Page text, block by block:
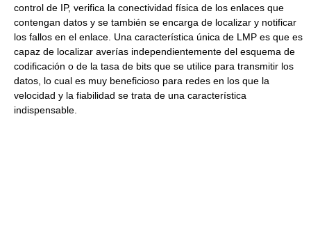
control de IP, verifica la conectividad física de los enlaces que
contengan datos y se también se encarga de localizar y notificar
los fallos en el enlace. Una característica única de LMP es que es
capaz de localizar averías independientemente del esquema de
codificación o de la tasa de bits que se utilice para transmitir los
datos, lo cual es muy beneficioso para redes en los que la
velocidad y la fiabilidad se trata de una característica
indispensable.